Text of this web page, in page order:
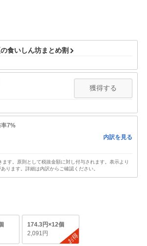
食いしん坊まとめ割
獲得する
7%
内訳を見る
す。原則として税抜金額に対し付与されます。表示より
ります。詳細は内訳からご確認ください。
174.3円×12個
2,091円
お得